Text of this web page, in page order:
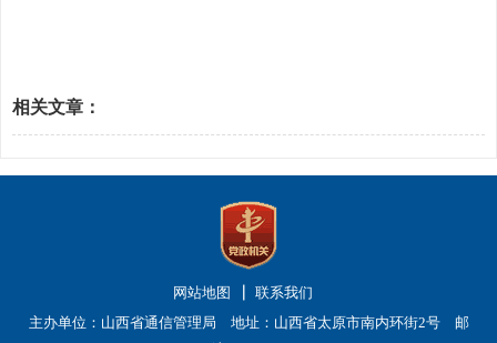
相关文章：
网站地图
联系我们
主办单位：山西省通信管理局 地址：山西省太原市南内环街2号 邮